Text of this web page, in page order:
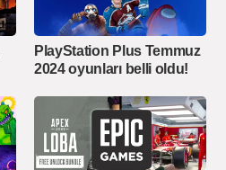
PlayStation Plus Temmuz
2024 oyunları belli oldu!